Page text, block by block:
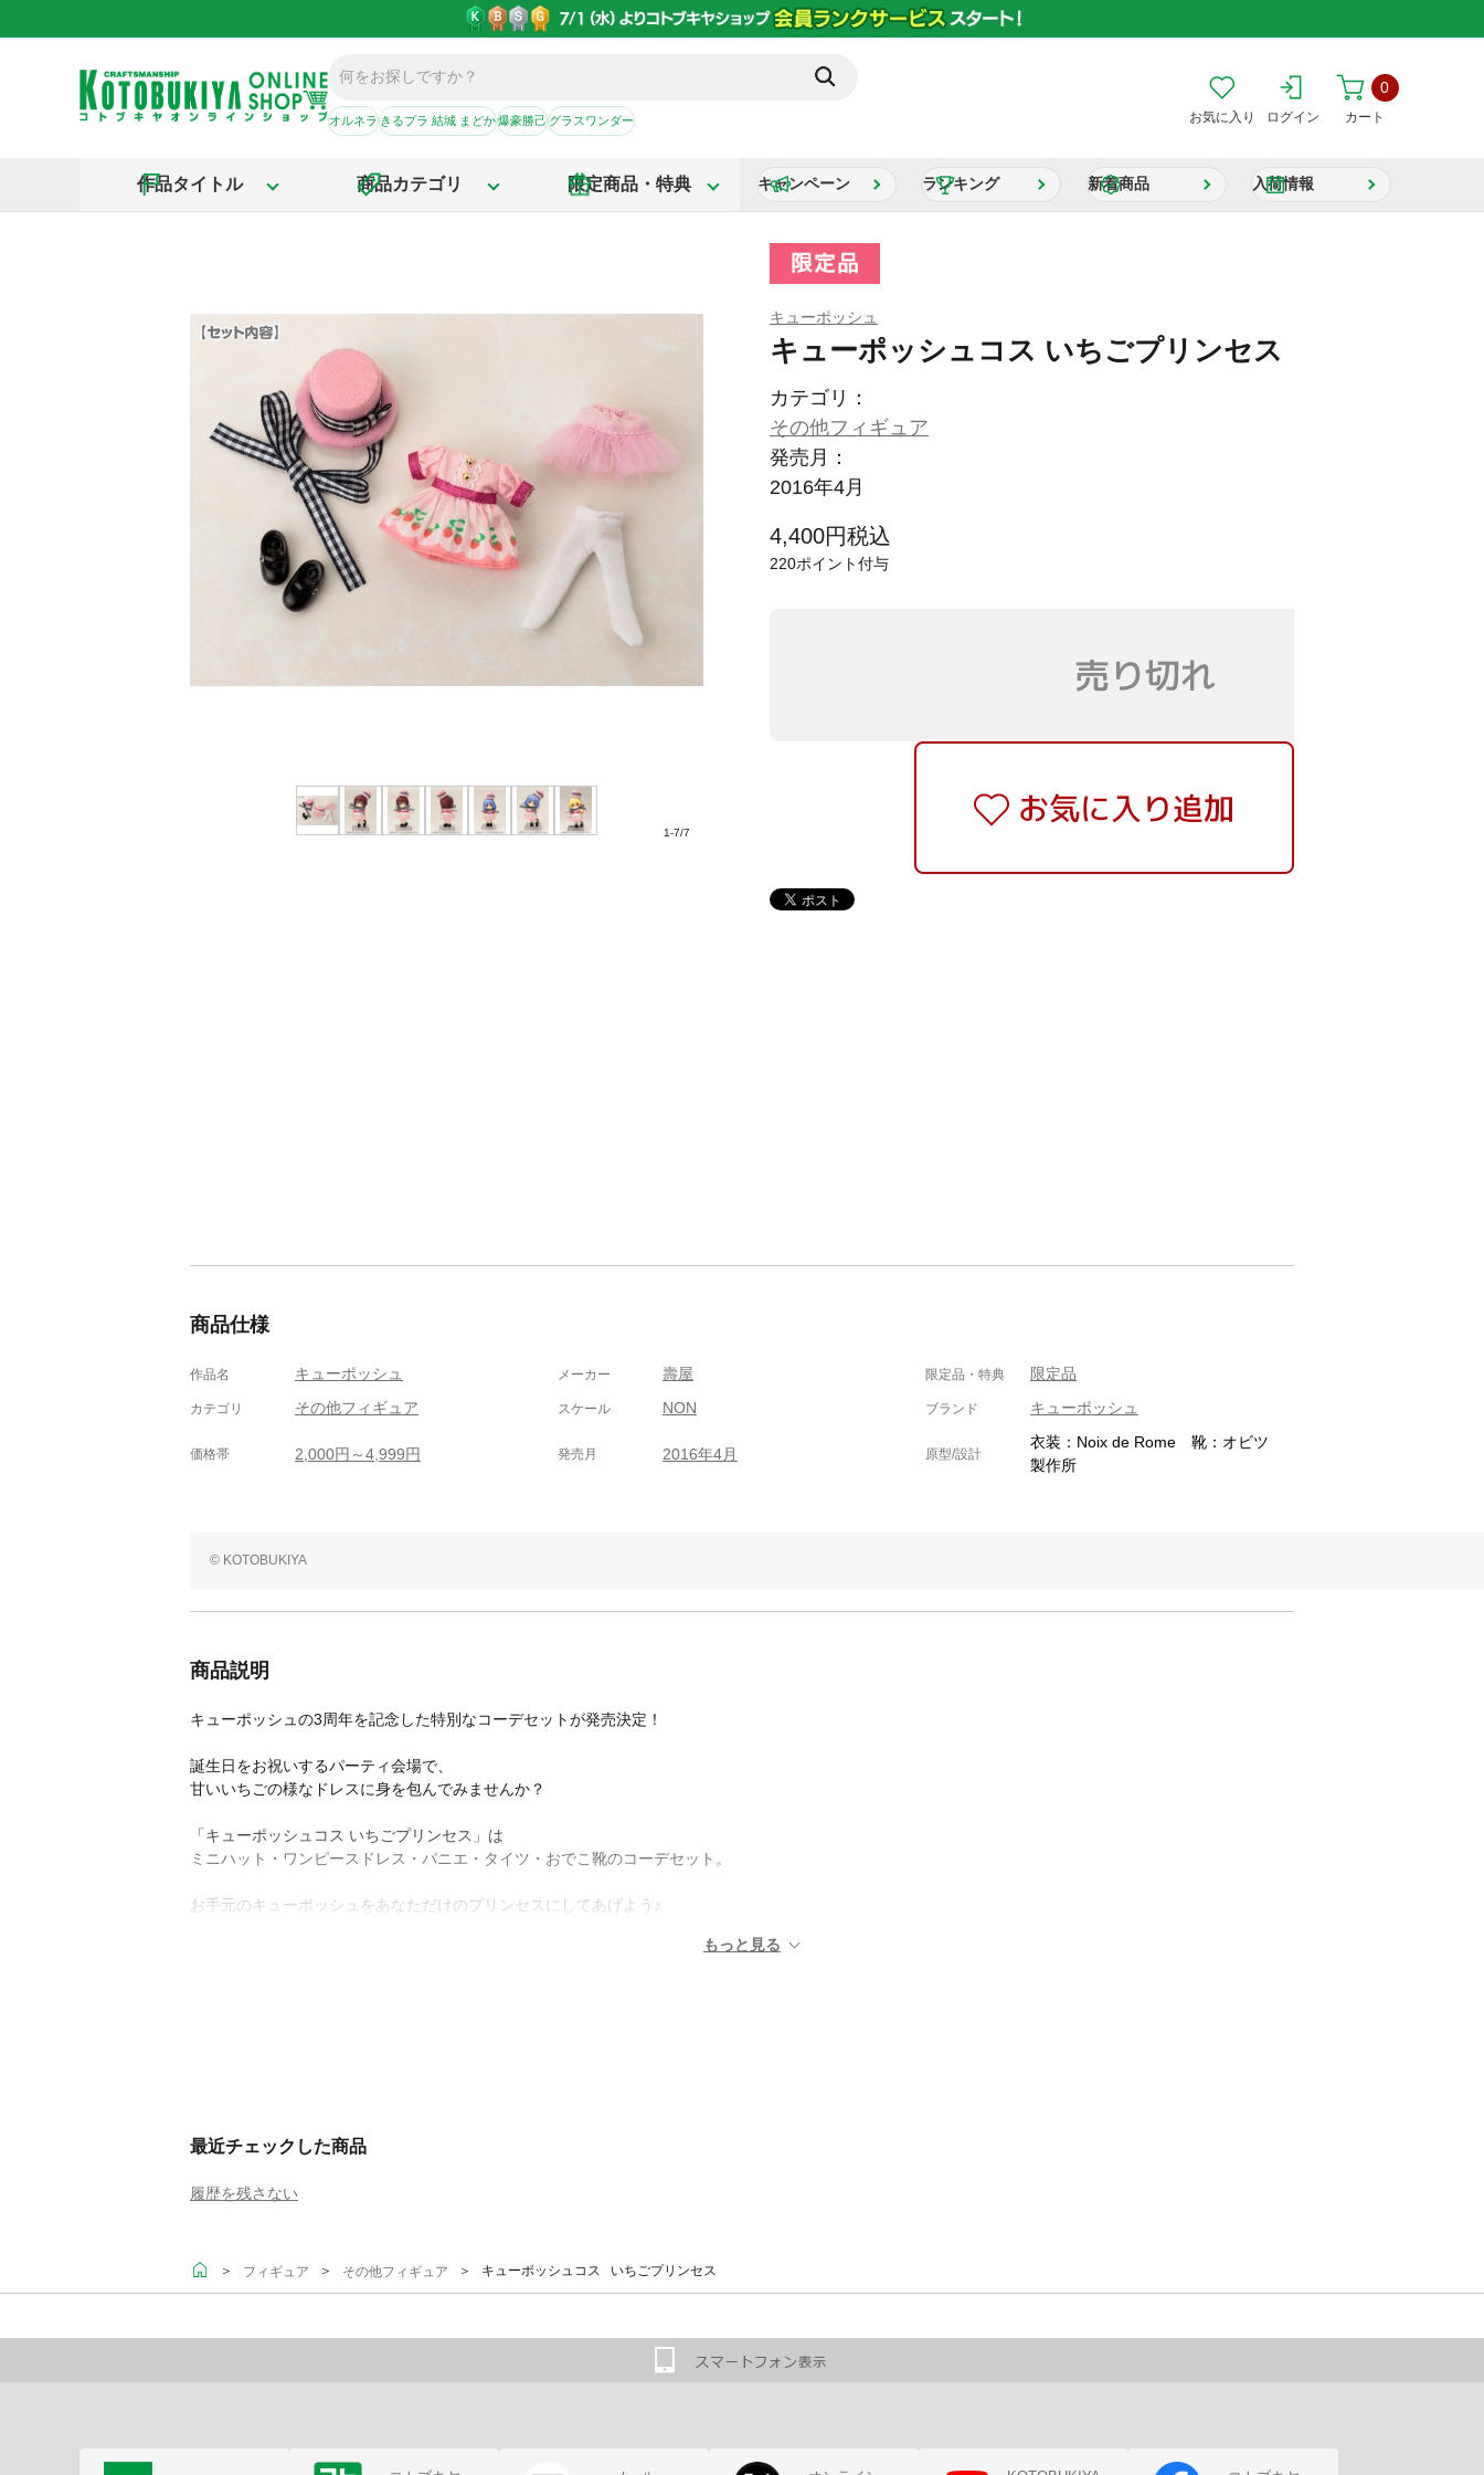
オルネラきるプラ 結城 まどか爆豪勝己グラスワンダー お気に入り ログイン カート
0
作品タイトル 商品カテゴリ 限定商品・特典 キャンペーン ランキング 新着商品 入荷情報
1-7/7
キューポッシュ
キューポッシュコス いちごプリンセス
カテゴリ：
その他フィギュア
発売月：
2016年4月
4,400円税込
220ポイント付与
商品仕様
作品名 キューポッシュ メーカー 壽屋 限定品・特典 限定品
カテゴリ その他フィギュア スケール NON ブランド キューポッシュ
価格帯 2,000円～4,999円 発売月 2016年4月 原型/設計
衣装：Noix de Rome 靴：オビツ
製作所
© KOTOBUKIYA
商品説明
キューポッシュの3周年を記念した特別なコーデセットが発売決定！
誕生日をお祝いするパーティ会場で、
甘いいちごの様なドレスに身を包んでみませんか？
「キューポッシュコス いちごプリンセス」は
ミニハット・ワンピースドレス・パニエ・タイツ・おでこ靴のコーデセット。
お手元のキューポッシュをあなただけのプリンセスにしてあげよう♪
最近チェックした商品
履歴を残さない
＞ フィギュア ＞ その他フィギュア ＞ キューポッシュコス いちごプリンセス